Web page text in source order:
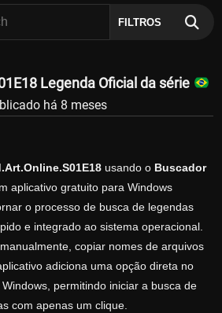
FILTROS
Legenda Oficial da série
há 8 meses
usando o Buscador
aplicativo gratuito para Windows
o processo de busca de legendas
e integrado ao sistema operacional.
copiar nomes de arquivos
adiciona uma opção direta no
permitindo iniciar a busca de
com apenas um clique.